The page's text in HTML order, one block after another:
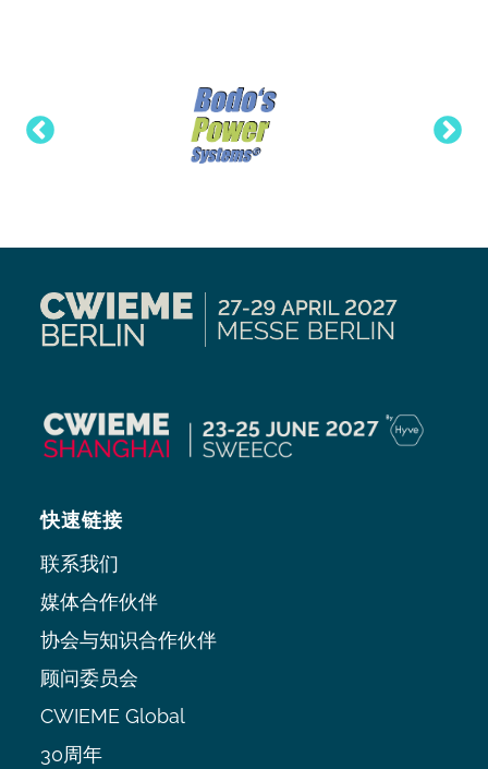
快速链接
联系我们
媒体合作伙伴
协会与知识合作伙伴
顾问委员会
CWIEME Global
30周年